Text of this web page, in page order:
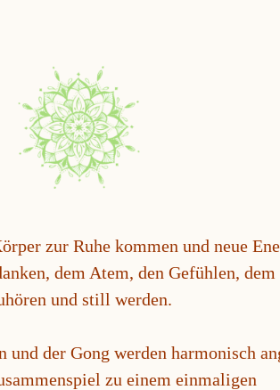
zur Ruhe kommen und neue
dem Atem, den Gefühlen,
und still werden.
und der Gong werden harmonisch
zu einem einmaligen